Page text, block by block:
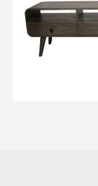
ГРЭЙ 3 ящика